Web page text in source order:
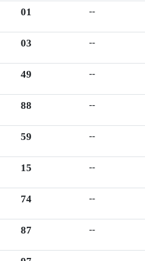
01 --
03 --
49 --
88 --
59 --
15 --
74 --
87 --